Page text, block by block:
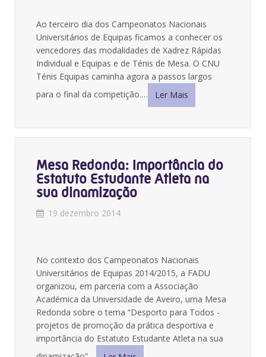
Ao terceiro dia dos Campeonatos Nacionais
Universitários de Equipas ficamos a conhecer os
vencedores das modalidades de Xadrez Rápidas
Individual e Equipas e de Ténis de Mesa. O CNU
Ténis Equipas caminha agora a passos largos
para o final da competição.…
Ler Mais
Mesa Redonda: Importância do
Estatuto Estudante Atleta na
sua dinamização
19 dezembro 2014
No contexto dos Campeonatos Nacionais
Universitários de Equipas 2014/2015, a FADU
organizou, em parceria com a Associação
Académica da Universidade de Aveiro, uma Mesa
Redonda sobre o tema “Desporto para Todos -
projetos de promoção da prática desportiva e
importância do Estatuto Estudante Atleta na sua